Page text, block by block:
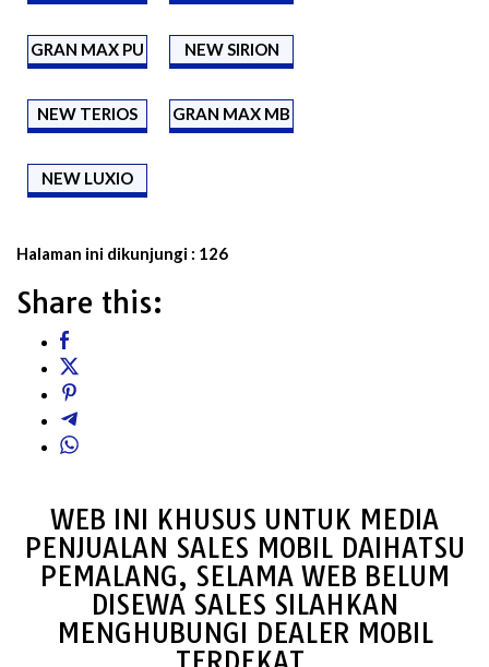
GRAN MAX PU NEW SIRION
NEW TERIOS GRAN MAX MB
NEW LUXIO
Halaman ini dikunjungi : 126
Share this:
WEB INI KHUSUS UNTUK MEDIA
PENJUALAN SALES MOBIL DAIHATSU
PEMALANG, SELAMA WEB BELUM
DISEWA SALES SILAHKAN
MENGHUBUNGI DEALER MOBIL